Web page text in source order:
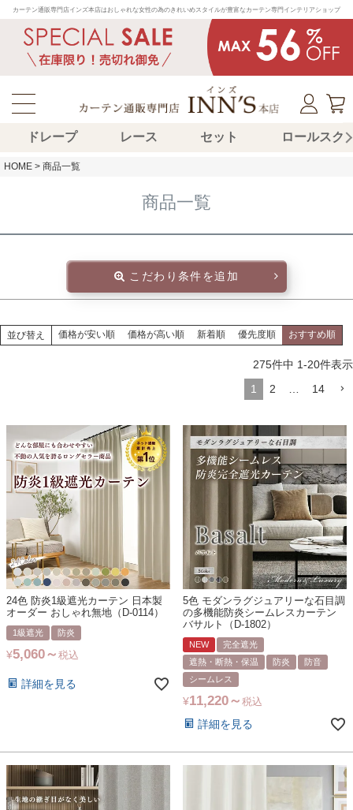
カーテン通販専門店インズ本店はおしゃれな女性の為のきれいめスタイルが豊富なカーテン専門インテリアショップ
ドレープ レース セット ロールスク
HOME 商品一覧
商品一覧
こだわり条件を追加
並び替え 価格が安い順 価格が高い順 新着順 優先度順 おすすめ順
275件中 1-20件表示
1
2 14
24色 防炎1級遮光カーテン 日本製
オーダー おしゃれ無地（D-0114）
1級遮光 防炎
¥5,060 税込
詳細を見る
5色 モダンラグジュアリーな石目調
の多機能防炎シームレスカーテン
バサルト（D-1802）
NEW
完全遮光
遮熱・断熱・保温
防炎
防音
シームレス
¥11,220 税込
詳細を見る